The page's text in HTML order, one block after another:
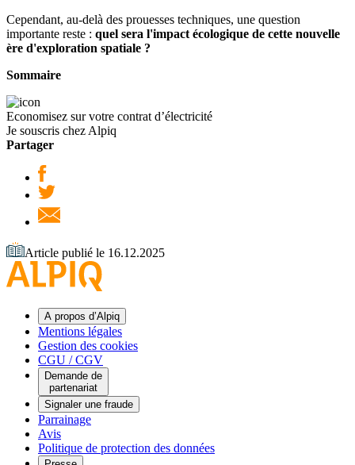
Cependant, au-delà des prouesses techniques, une question
importante reste : quel sera l'impact écologique de cette nouvelle
ère d'exploration spatiale ?
Sommaire
Economisez sur votre contrat d’électricité
Je souscris chez Alpiq
Partager
Article publié le 16.12.2025
A propos d’Alpiq
Mentions légales
Gestion des cookies
CGU / CGV
Demande de
partenariat
Signaler une fraude
Parrainage
Avis
Politique de protection des données